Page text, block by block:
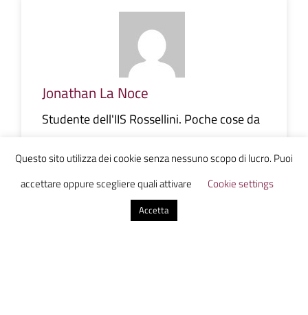
Jonathan La Noce
Studente dell'IIS Rossellini. Poche cose da
0 commenti
Questo sito utilizza dei cookie senza nessuno scopo di lucro. Puoi
accettare oppure scegliere quali attivare
Cookie settings
Accetta